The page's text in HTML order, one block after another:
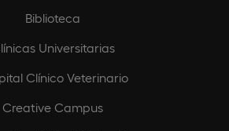
Biblioteca
Universitarias
Clínico Veterinario
Creative Campus